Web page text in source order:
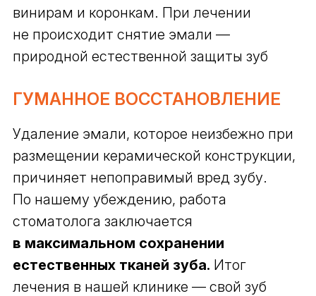
винирам и коронкам. При лечении
не происходит снятие эмали —
природной естественной защиты зуб
ГУМАННОЕ ВОССТАНОВЛЕНИЕ
Удаление эмали, которое неизбежно при
размещении керамической конструкции,
причиняет непоправимый вред зубу.
По нашему убеждению, работа
стоматолога заключается
в максимальном сохранении
естественных тканей зуба. Итог
лечения в нашей клинике — свой зуб